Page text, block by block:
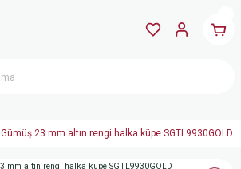
Gümüş 23 mm altın rengi halka küpe SGTL9930GOLD